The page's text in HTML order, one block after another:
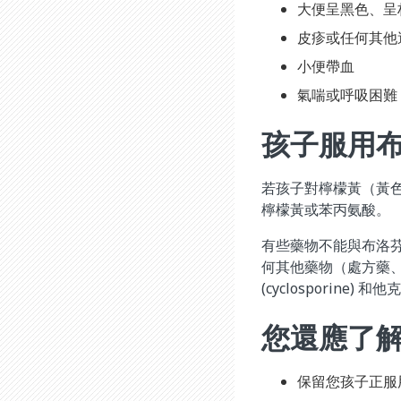
大便呈黑色、
皮疹或任何其
小便帶血
氣喘或呼吸困難
孩子服用
若孩子對檸檬黃（黃
檸檬黃或苯丙氨酸。
有些藥物不能與布洛
何其他藥物（處方藥
(cyclosporine) 和他
您還應了
保留您孩子正